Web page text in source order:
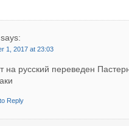
says:
1, 2017 at 23:03
на русский переведен
Reply